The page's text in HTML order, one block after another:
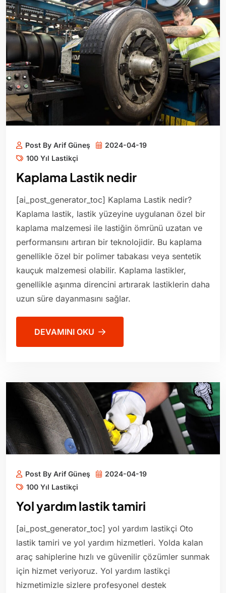
Post By Arif Güneş
2024-04-19
100 Yıl Lastikçi
Kaplama Lastik nedir
[ai_post_generator_toc] Kaplama Lastik nedir?
Kaplama lastik, lastik yüzeyine uygulanan özel bir
kaplama malzemesi ile lastiğin ömrünü uzatan ve
performansını artıran bir teknolojidir. Bu kaplama
genellikle özel bir polimer tabakası veya sentetik
kauçuk malzemesi olabilir. Kaplama lastikler,
genellikle aşınma direncini artırarak lastiklerin daha
uzun süre dayanmasını sağlar.
DEVAMINI OKU
Post By Arif Güneş
2024-04-19
100 Yıl Lastikçi
Yol yardım lastik tamiri
[ai_post_generator_toc] yol yardım lastikçi Oto
lastik tamiri ve yol yardım hizmetleri. Yolda kalan
araç sahiplerine hızlı ve güvenilir çözümler sunmak
için hizmet veriyoruz. Yol yardım lastikçi
hizmetimizle sizlere profesyonel destek